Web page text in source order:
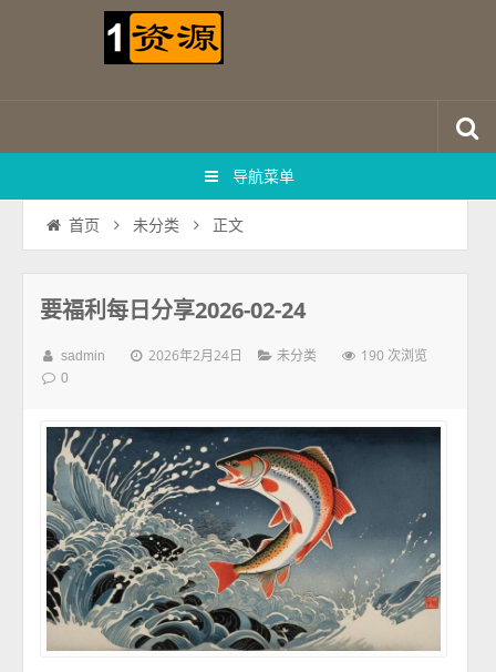
导航菜单
首页 未分类 正文
要福利每日分享2026-02-24
sadmin 2026年2月24日 未分类 190 次浏览
0